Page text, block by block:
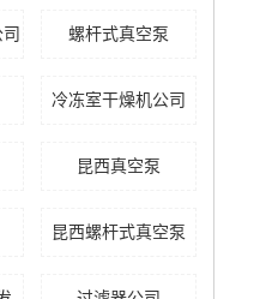
螺杆式真空泵
冷冻室干燥机公司
昆西真空泵
昆西螺杆式真空泵